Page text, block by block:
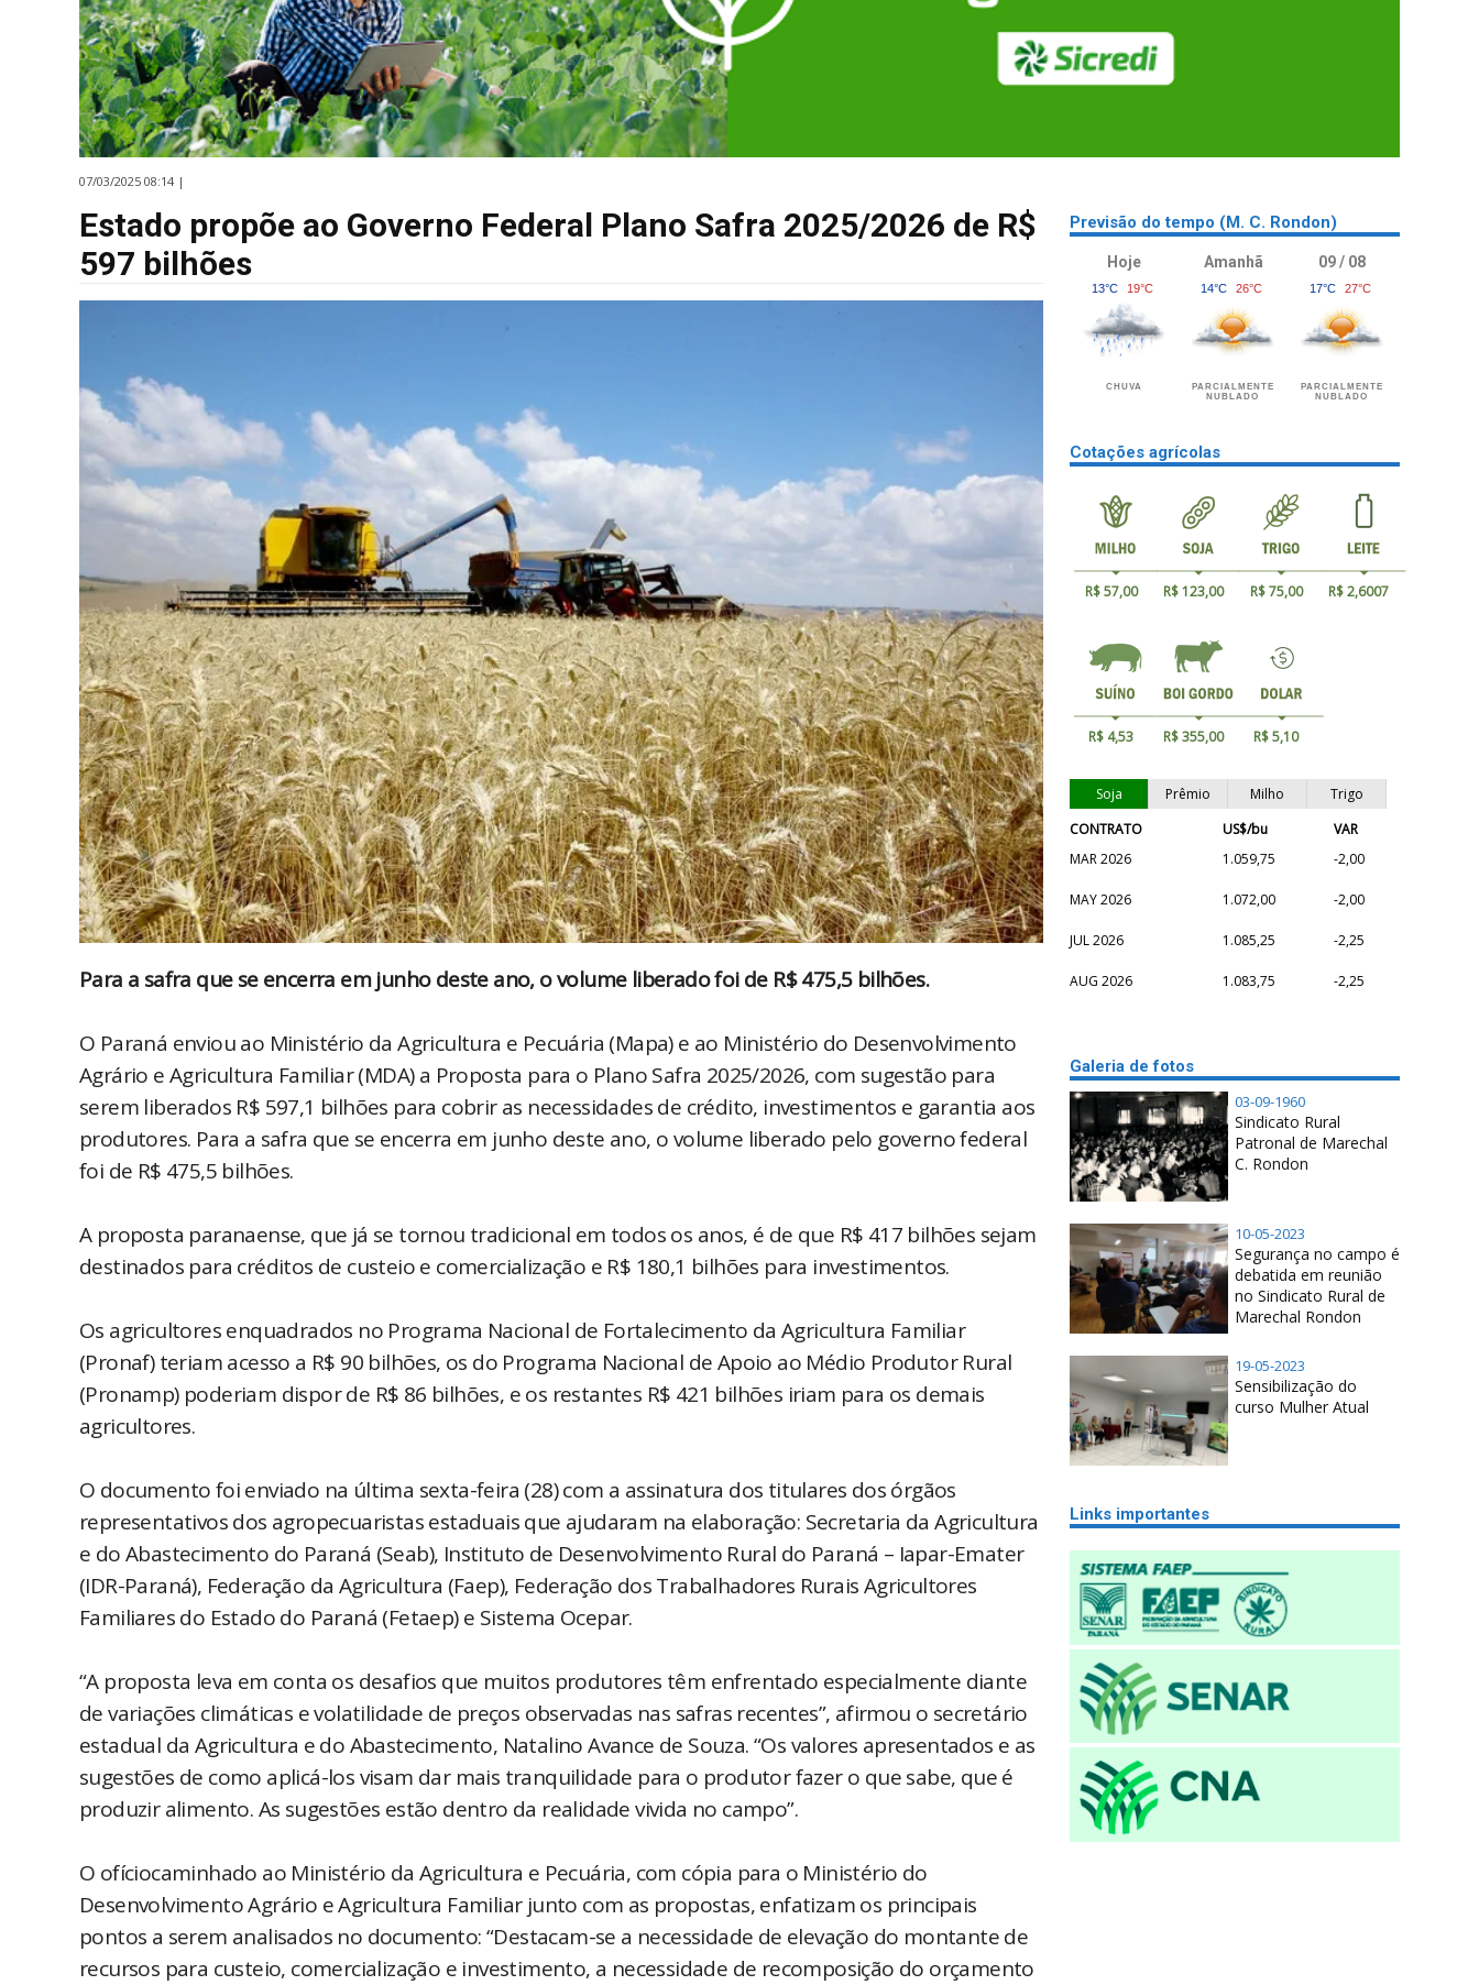
07/03/2025 08:14 |
Estado propõe ao Governo Federal Plano Safra 2025/2026 de R$
597 bilhões
Para a safra que se encerra em junho deste ano, o volume liberado foi de R$ 475,5 bilhões.
O Paraná enviou ao Ministério da Agricultura e Pecuária (Mapa) e ao Ministério do Desenvolvimento
Agrário e Agricultura Familiar (MDA) a Proposta para o Plano Safra 2025/2026, com sugestão para
serem liberados R$ 597,1 bilhões para cobrir as necessidades de crédito, investimentos e garantia aos
produtores. Para a safra que se encerra em junho deste ano, o volume liberado pelo governo federal
foi de R$ 475,5 bilhões.
A proposta paranaense, que já se tornou tradicional em todos os anos, é de que R$ 417 bilhões sejam
destinados para créditos de custeio e comercialização e R$ 180,1 bilhões para investimentos.
Os agricultores enquadrados no Programa Nacional de Fortalecimento da Agricultura Familiar
(Pronaf) teriam acesso a R$ 90 bilhões, os do Programa Nacional de Apoio ao Médio Produtor Rural
(Pronamp) poderiam dispor de R$ 86 bilhões, e os restantes R$ 421 bilhões iriam para os demais
agricultores.
O documento foi enviado na última sexta-feira (28) com a assinatura dos titulares dos órgãos
representativos dos agropecuaristas estaduais que ajudaram na elaboração: Secretaria da Agricultura
e do Abastecimento do Paraná (Seab), Instituto de Desenvolvimento Rural do Paraná – Iapar-Emater
(IDR-Paraná), Federação da Agricultura (Faep), Federação dos Trabalhadores Rurais Agricultores
Familiares do Estado do Paraná (Fetaep) e Sistema Ocepar.
“A proposta leva em conta os desafios que muitos produtores têm enfrentado especialmente diante
de variações climáticas e volatilidade de preços observadas nas safras recentes”, afirmou o secretário
estadual da Agricultura e do Abastecimento, Natalino Avance de Souza. “Os valores apresentados e as
sugestões de como aplicá-los visam dar mais tranquilidade para o produtor fazer o que sabe, que é
produzir alimento. As sugestões estão dentro da realidade vivida no campo”.
O ofíciocaminhado ao Ministério da Agricultura e Pecuária, com cópia para o Ministério do
Desenvolvimento Agrário e Agricultura Familiar junto com as propostas, enfatizam os principais
pontos a serem analisados no documento: “Destacam-se a necessidade de elevação do montante de
recursos para custeio, comercialização e investimento, a necessidade de recomposição do orçamento
Previsão do tempo (M. C. Rondon)
Hoje
13°C 19°C
CHUVA
Amanhã
14°C 26°C
PARCIALMENTE
NUBLADO
09 / 08
17°C 27°C
PARCIALMENTE
NUBLADO
Cotações agrícolas
R$ 57,00 R$ 123,00 R$ 75,00 R$ 2,6007
R$ 4,53 R$ 355,00 R$ 5,10
Soja Prêmio Milho
Trigo
CONTRATO
US$/bu
VAR
MAR 2026
1.059,75 -2,00
MAY 2026 1.072,00 -2,00
JUL 2026 1.085,25 -2,25
AUG 2026 1.083,75 -2,25
Galeria de fotos
03-09-1960
Sindicato Rural
Patronal de Marechal
C. Rondon
10-05-2023
Segurança no campo é
debatida em reunião
no Sindicato Rural de
Marechal Rondon
19-05-2023
Sensibilização do
curso Mulher Atual
Links importantes